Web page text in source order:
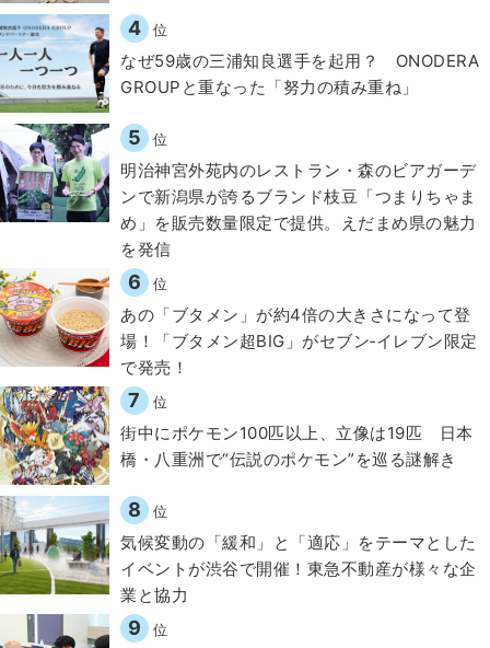
4 位
なぜ59歳の三浦知良選手を起用？ ONODERA
GROUPと重なった「努力の積み重ね」
5 位
明治神宮外苑内のレストラン・森のビアガーデ
ンで新潟県が誇るブランド枝豆「つまりちゃま
め」を販売数量限定で提供。えだまめ県の魅力
を発信
6 位
あの「ブタメン」が約4倍の大きさになって登
場！「ブタメン超BIG」がセブン‐イレブン限定
で発売！
7 位
街中にポケモン100匹以上、立像は19匹 日本
橋・八重洲で“伝説のポケモン”を巡る謎解き
8 位
気候変動の「緩和」と「適応」をテーマとした
イベントが渋谷で開催！東急不動産が様々な企
業と協力
9 位